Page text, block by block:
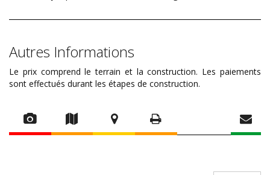
Autres Informations
Le prix comprend le terrain et la construction. Les paiements
sont effectués durant les étapes de construction.